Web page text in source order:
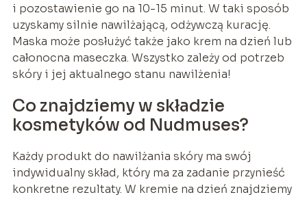
i pozostawienie go na 10-15 minut. W taki sposób
uzyskamy silnie nawilżającą, odżywczą kurację.
Maska może posłużyć także jako krem na dzień lub
całonocna maseczka. Wszystko zależy od potrzeb
skóry i jej aktualnego stanu nawilżenia!
Co znajdziemy w składzie
kosmetyków od Nudmuses?
Każdy produkt do nawilżania skóry ma swój
indywidualny skład, który ma za zadanie przynieść
konkretne rezultaty. W kremie na dzień znajdziemy